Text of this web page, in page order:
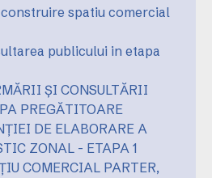
spatiu comercial
publicului in etapa
ȘI CONSULTĂRII
PREGĂTITOARE
DE ELABORARE A
ZONAL - ETAPA 1
COMERCIAL PARTER,